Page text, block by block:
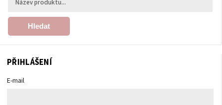
Hledat
PŘIHLÁŠENÍ
E-mail